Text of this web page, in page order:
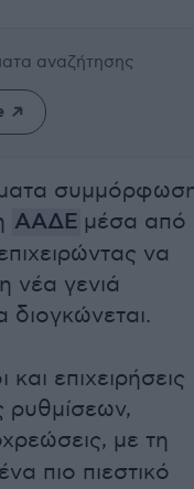
αναζήτησης
ΑΑΔΕ μέσα από
να
νέα γενιά
διογκώνεται.
επιχειρήσεις
με τη
πιο πιεστικό